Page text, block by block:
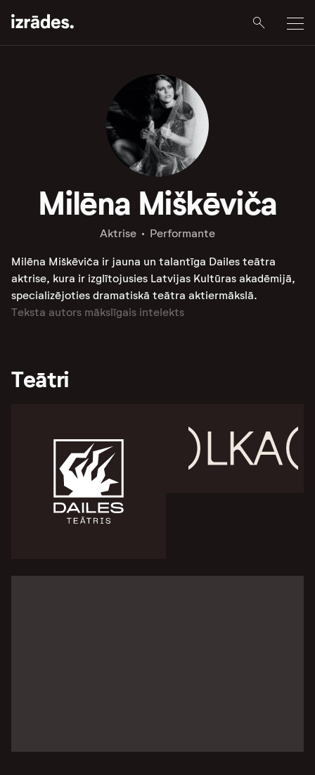
Milēna Miškēviča
Aktrise Performante
Milēna Miškēviča ir jauna un talantīga Dailes teātra
aktrise, kura ir izglītojusies Latvijas Kultūras akadēmijā,
specializējoties dramatiskā teātra aktiermākslā.
Teksta autors mākslīgais intelekts
Teātri